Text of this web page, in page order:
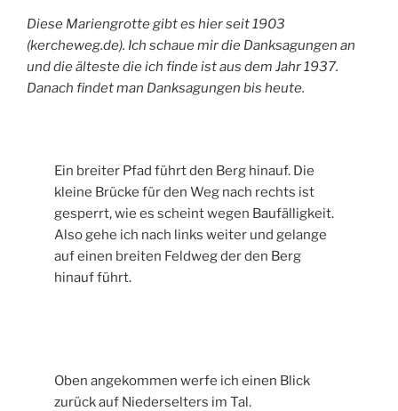
Diese Mariengrotte gibt es hier seit 1903
(kercheweg.de). Ich schaue mir die Danksagungen an
und die älteste die ich finde ist aus dem Jahr 1937.
Danach findet man Danksagungen bis heute.
Ein breiter Pfad führt den Berg hinauf. Die
kleine Brücke für den Weg nach rechts ist
gesperrt, wie es scheint wegen Baufälligkeit.
Also gehe ich nach links weiter und gelange
auf einen breiten Feldweg der den Berg
hinauf führt.
Oben angekommen werfe ich einen Blick
zurück auf Niederselters im Tal.